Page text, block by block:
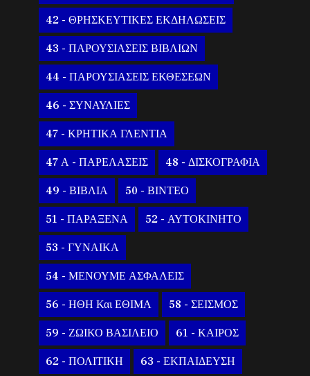
42 - ΘΡΗΣΚΕΥΤΙΚΕΣ ΕΚΔΗΛΩΣΕΙΣ
43 - ΠΑΡΟΥΣΙΑΣΕΙΣ ΒΙΒΛΙΩΝ
44 - ΠΑΡΟΥΣΙΑΣΕΙΣ ΕΚΘΕΣΕΩΝ
46 - ΣΥΝΑΥΛΙΕΣ
47 - ΚΡΗΤΙΚΑ ΓΛΕΝΤΙΑ
47 Α - ΠΑΡΕΛΑΣΕΙΣ 48 - ΔΙΣΚΟΓΡΑΦΙΑ
49 - ΒΙΒΛΙΑ 50 - ΒΙΝΤΕΟ
51 - ΠΑΡΑΞΕΝΑ 52 - ΑΥΤΟΚΙΝΗΤΟ
53 - ΓΥΝΑΙΚΑ
54 - ΜΕΝΟΥΜΕ ΑΣΦΑΛΕΙΣ
56 - ΗΘΗ Και ΕΘΙΜΑ 58 - ΣΕΙΣΜΟΣ
59 - ΖΩΙΚΟ ΒΑΣΙΛΕΙΟ 61 - ΚΑΙΡΟΣ
62 - ΠΟΛΙΤΙΚΗ 63 - ΕΚΠΑΙΔΕΥΣΗ